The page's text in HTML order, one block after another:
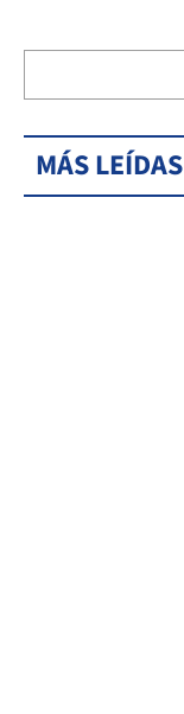
MÁS LEÍDAS